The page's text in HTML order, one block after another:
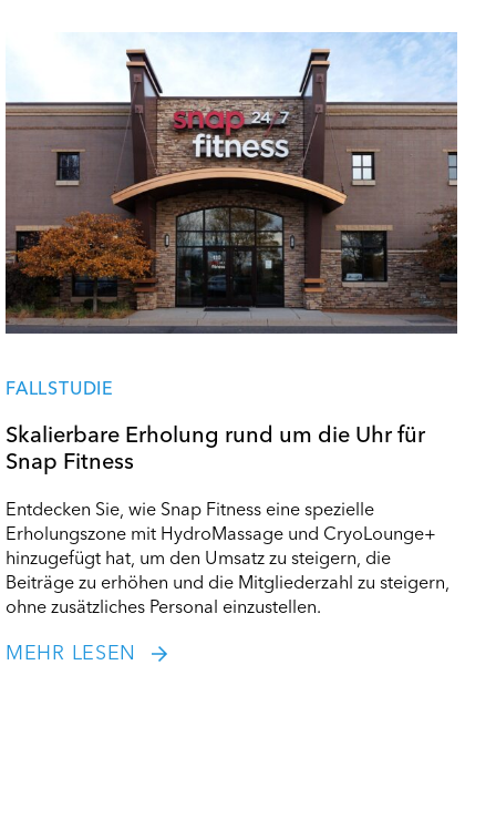
FALLSTUDIE
Skalierbare Erholung rund um die Uhr für
Snap Fitness
Entdecken Sie, wie Snap Fitness eine spezielle
Erholungszone mit HydroMassage und CryoLounge+
hinzugefügt hat, um den Umsatz zu steigern, die
Beiträge zu erhöhen und die Mitgliederzahl zu steigern,
ohne zusätzliches Personal einzustellen.
MEHR LESEN